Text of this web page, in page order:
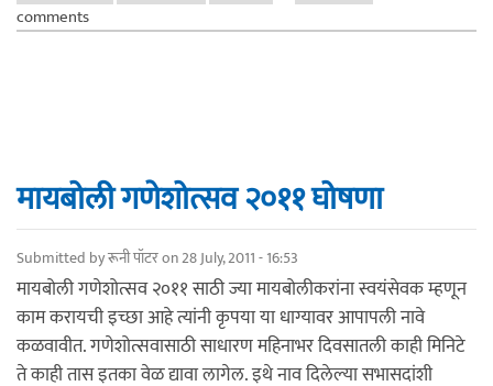
comments
मायबोली गणेशोत्सव २०११ घोषणा
Submitted byरूनी पॉटरon 28 July, 2011 - 16:53
मायबोली गणेशोत्सव २०११ साठी ज्या मायबोलीकरांना स्वयंसेवक म्हणून
काम करायची इच्छा आहे त्यांनी कृपया या धाग्यावर आपापली नावे
कळवावीत. गणेशोत्सवासाठी साधारण महिनाभर दिवसातली काही मिनिटे
ते काही तास इतका वेळ द्यावा लागेल. इथे नाव दिलेल्या सभासदांशी